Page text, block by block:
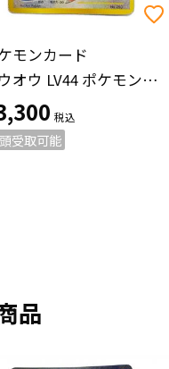
モンカード
ホウオウ LV44 ポケモンカード 旧裏面
受取可能
品